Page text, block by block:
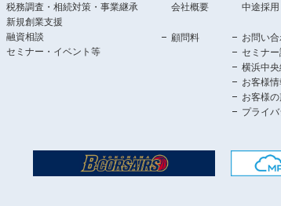
税務調査・相続対策・事業継承
新規創業支援
融資相談
セミナー・イベント等
会社概要
顧問料
中途採用
お問い
セミナ
横浜中
お客様情
お客様
プライ